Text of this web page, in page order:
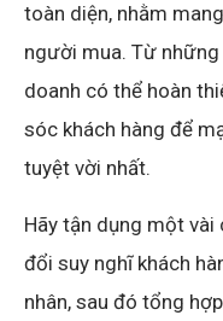
toàn diện, nhằm
người mua. Từ
doanh có thể hoàn
sóc khách hàng để
tuyệt vời nhất.
Hãy tận dụng một
đổi suy nghĩ khách
nhân, sau đó tổng